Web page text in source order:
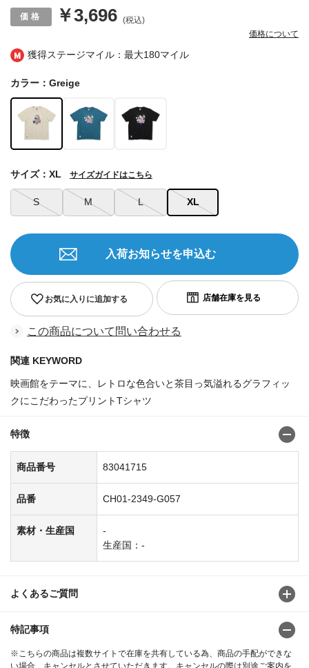
獲得ステージマイル：最大180マイル
￥3,696 (税込)
価格について
カラー：Greige
S M L XL
サイズ：XL サイズガイドはこちら
お気に入りに追加する
入荷お知らせを申込む
この商品について問い合わせる
関連 KEYWORD
映画館をテーマに、レトロな色合いと茶目っ気溢れるグラフィッ
クにこだわったプリントTシャツ
特徴
商品番号 83041715
品番 CH01-2349-G057
素材・生産国
-
生産国：-
よくあるご質問
特記事項
※こちらの商品は複数サイトで在庫を共有している為、商品の手配ができな
い場合、キャンセルとさせていただきます。キャンセルの際は別途ご案内を